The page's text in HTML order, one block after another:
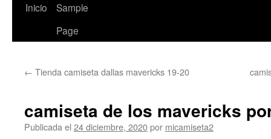
Saltar
Inicio
Sample
Page
← Tienda camiseta dallas mavericks 19-20
camiseta de los mavericks
Publicada el 24 diciembre, 2020por micamiseta2